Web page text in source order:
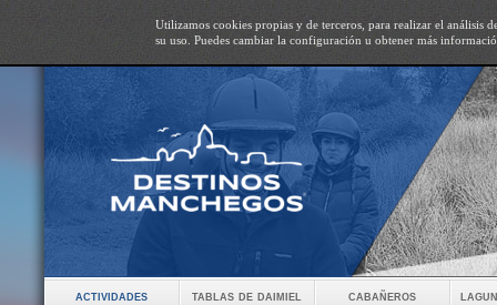
Utilizamos cookies propias y de terceros, para realizar el análisis
su uso. Puedes cambiar la configuración u obtener más
actividades tablas de daimiel cabañeros